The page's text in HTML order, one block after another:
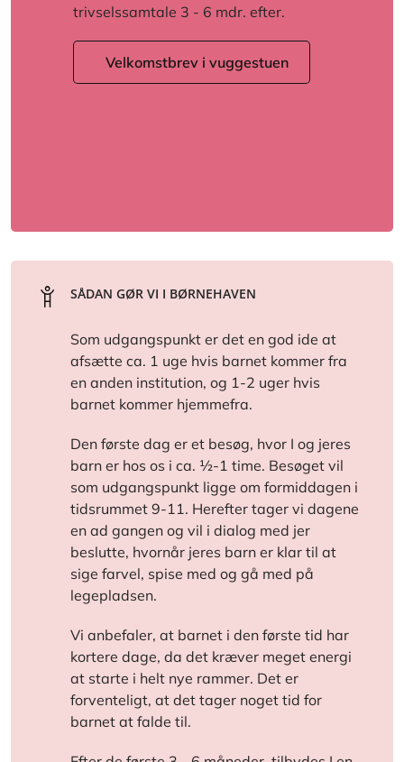
trivselssamtale 3 - 6 mdr. efter.
Velkomstbrev i vuggestuen
SÅDAN GØR VI I BØRNEHAVEN
Som udgangspunkt er det en god ide at
afsætte ca. 1 uge hvis barnet kommer fra
en anden institution, og 1-2 uger hvis
barnet kommer hjemmefra.
Den første dag er et besøg, hvor I og jeres
barn er hos os i ca. ½-1 time. Besøget vil
som udgangspunkt ligge om formiddagen i
tidsrummet 9-11. Herefter tager vi dagene
en ad gangen og vil i dialog med jer
beslutte, hvornår jeres barn er klar til at
sige farvel, spise med og gå med på
legepladsen.
Vi anbefaler, at barnet i den første tid har
kortere dage, da det kræver meget energi
at starte i helt nye rammer. Det er
forventeligt, at det tager noget tid for
barnet at falde til.